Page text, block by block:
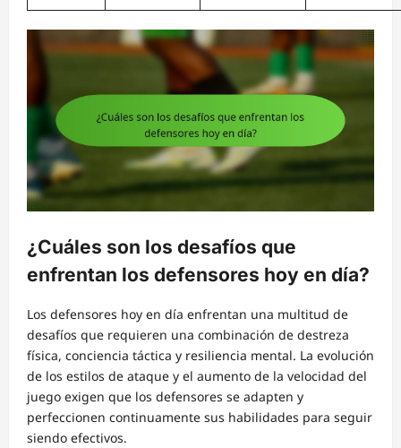
¿Cuáles son los desafíos que
enfrentan los defensores hoy en día?
Los defensores hoy en día enfrentan una multitud de
desafíos que requieren una combinación de destreza
física, conciencia táctica y resiliencia mental. La evolución
de los estilos de ataque y el aumento de la velocidad del
juego exigen que los defensores se adapten y
perfeccionen continuamente sus habilidades para seguir
siendo efectivos.